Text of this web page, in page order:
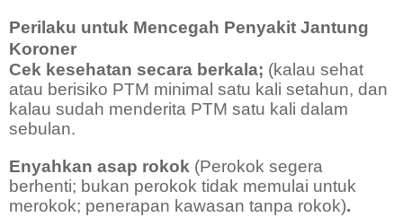
Perilaku untuk Mencegah Penyakit Jantung
Koroner
Cek kesehatan secara berkala; (kalau sehat
atau berisiko PTM minimal satu kali setahun, dan
kalau sudah menderita PTM satu kali dalam
sebulan.
Enyahkan asap rokok (Perokok segera
berhenti; bukan perokok tidak memulai untuk
merokok; penerapan kawasan tanpa rokok).